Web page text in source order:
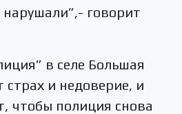
говорит
в селе Большая
и недоверие, и
чтобы полиция снова